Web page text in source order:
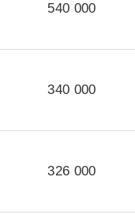
540 000
340 000
326 000